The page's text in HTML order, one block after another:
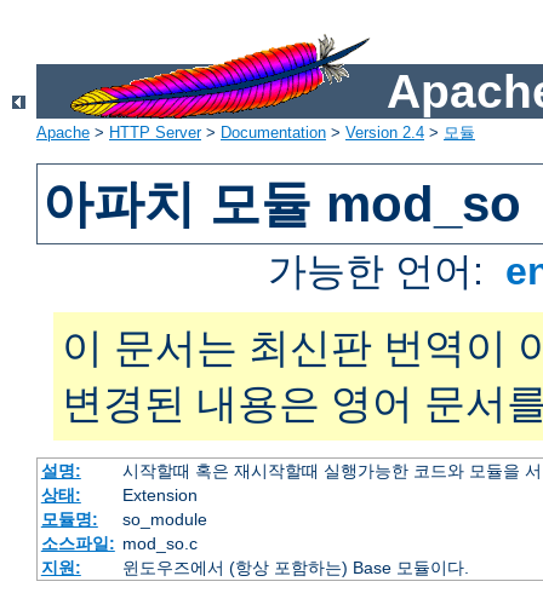
Apache > HTTP Server> Documentation > Version 2.4 > 모듈
아파치 모듈 mod_so
가능한 언어:
이 문서는 최신판 번역이
변경된 내용은 영어 문서
설명:
시작할때 혹은 재시작할때 실행가능한 코드와 모듈을
상태:
Extension
모듈명:
so_module
소스파일: mod_so.c
지원:
윈도우즈에서 (항상 포함하는) Base 모듈이다.